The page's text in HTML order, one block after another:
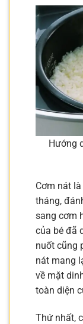
Hướng
Cơm nát
tháng,
sang cơm
của bé đã
nuốt cũng
nát mang
về mặt
toàn diện
Thứ nhất,